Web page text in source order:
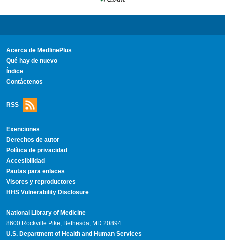
Acerca de MedlinePlus
Qué hay de nuevo
Índice
Contáctenos
RSS
Exenciones
Derechos de autor
Política de privacidad
Accesibilidad
Pautas para enlaces
Visores y reproductores
HHS Vulnerability Disclosure
National Library of Medicine
8600 Rockville Pike, Bethesda, MD 20894
U.S. Department of Health and Human Services